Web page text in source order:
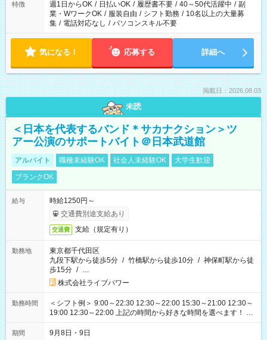
特徴 週1日からOK / 日払いOK / 履歴書不要 / 40～50代活躍中 / 副
業・WワークOK / 服装自由 / シフト勤務 / 10名以上の大量募
集 / 電話対応なし / パソコンスキル不要
気になる！ 応募する 詳細へ
掲載日：2026.08.03
未読
＜日本を代表するバンド＊サカナクション＞ツ
アー公演のサポートバイト＠日本武道館
アルバイト 職種未経験OK 社会人未経験OK
大学生歓迎
ブランクOK
給与
時給1250円～
交通費別途支給あり
交通費 支給（規定有り）
勤務地
東京都千代田区
九段下駅から徒歩5分 / 竹橋駅から徒歩10分 / 神保町駅から徒
歩15分 / …
株式会社ライブパワー
勤務時間
＜シフト例＞ 9:00～22:30 12:30～22:00 15:30～21:00 12:30～
19:00 12:30～22:00 上記の時間から好きな時間を選べます！ ※
時間は変更となる可能性があります
期間 9月8日・9日